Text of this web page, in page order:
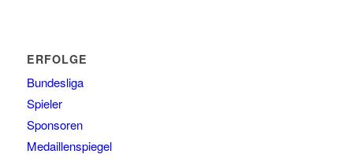
ERFOLGE
Bundesliga
Spieler
Sponsoren
Medaillenspiegel